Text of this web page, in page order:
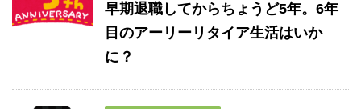
早期退職してからちょうど5年。6年
目のアーリーリタイア生活はいか
に？